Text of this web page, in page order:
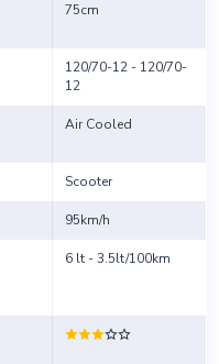
75cm
120/70-12 - 120/70-
12
Air Cooled
Scooter
95km/h
6 lt - 3.5lt/100km